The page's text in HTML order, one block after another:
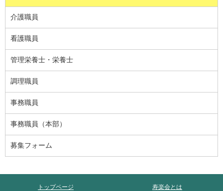
介護職員
看護職員
管理栄養士・栄養士
調理職員
事務職員
事務職員（本部）
募集フォーム
トップページ 寿楽会とは